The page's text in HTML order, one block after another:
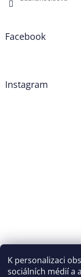
K personalizaci
sociálních médií a
Facebook
Instagram
Sledovat